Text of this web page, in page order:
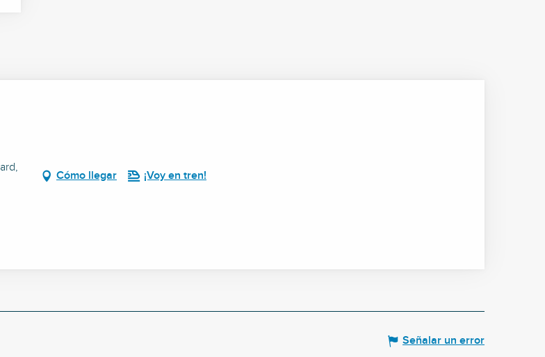
Cómo llegar ¡Voy en tren!
Señalar un error